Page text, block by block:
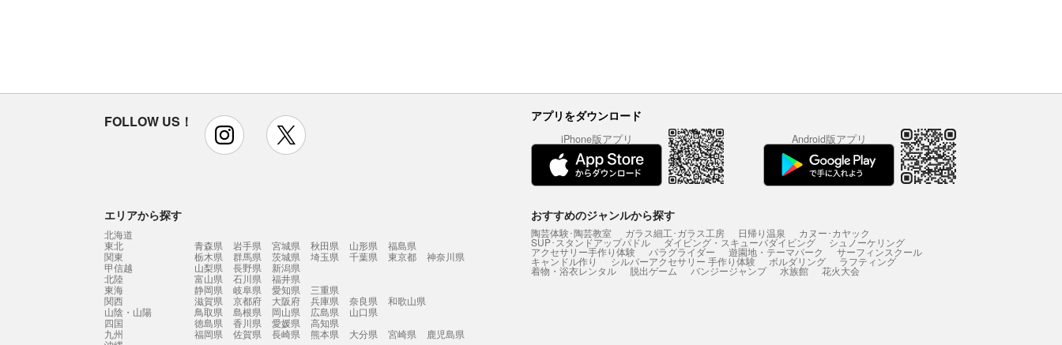
FOLLOW US！ instagram アプリをダウンロード
iPhone版アプリ Android版アプリ
エリアから探す
北海道
東北
青森県 岩手県 宮城県 秋田県 山形県
福島県
関東
栃木県 群馬県 茨城県 埼玉県 千葉県 東京都
神奈川県
甲信越
山梨県 長野県
新潟県
北陸
富山県 石川県
福井県
東海
静岡県 岐阜県 愛知県
三重県
関西
滋賀県 京都府 大阪府 兵庫県 奈良県
和歌山県
山陰・山陽
鳥取県 島根県 岡山県 広島県
山口県
四国
徳島県 香川県 愛媛県
高知県
九州
福岡県 佐賀県 長崎県 熊本県 大分県 宮崎県
鹿児島県
おすすめのジャンルから探す
陶芸体験･陶芸教室 ガラス細工･ガラス工房 日帰り温泉 カヌー･カヤック
SUP･スタンドアップパドル ダイビング・スキューバダイビング シュノーケリング
アクセサリー手作り体験 パラグライダー 遊園地・テーマパーク サーフィンスクール
キャンドル作り シルバーアクセサリー 手作り体験 ボルダリング ラフティング
着物・浴衣レンタル 脱出ゲーム バンジージャンプ 水族館 花火大会